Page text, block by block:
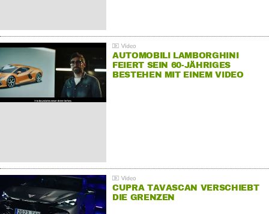
AUTOMOBILI LAMBORGHINI
FEIERT SEIN 60-JÄHRIGES
BESTEHEN MIT EINEM VIDEO
CUPRA TAVASCAN VERSCHIEBT
DIE GRENZEN